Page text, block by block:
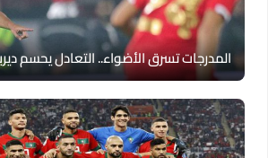
المدرجات تسرق الأضواء.. التعادل يحسم ديربي